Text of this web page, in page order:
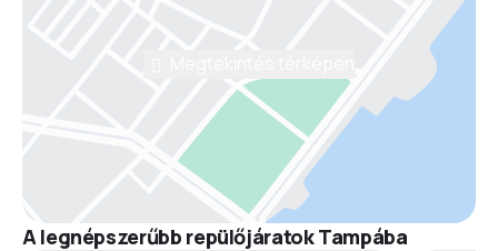
A legnépszerűbb repülőjáratok Tampába